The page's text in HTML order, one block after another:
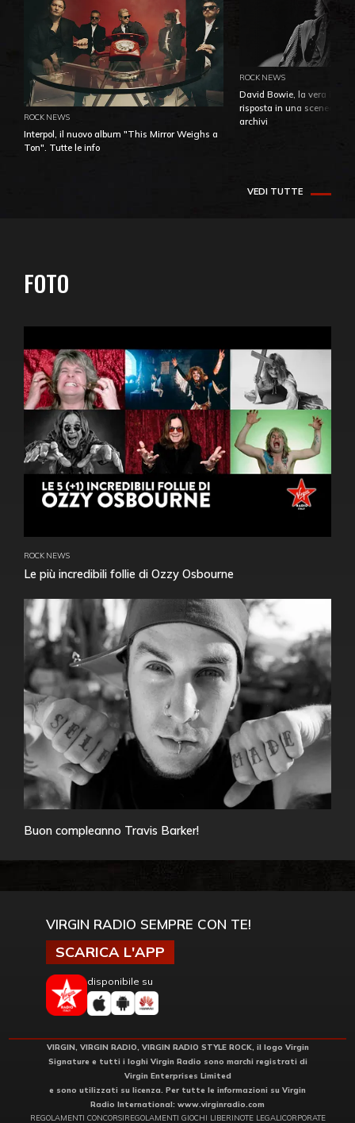
ROCK NEWS
Interpol, il nuovo album "This Mirror Weighs a
Ton". Tutte le info
ROCK NEWS
David Bowie, la vera
risposta in una
archivi
VEDI TUTTE
FOTO
ROCK NEWS
Le più incredibili follie di Ozzy Osbourne
Buon compleanno Travis Barker!
VIRGIN RADIO SEMPRE CON TE!
SCARICA L'APP
disponibile su
VIRGIN, VIRGIN RADIO, VIRGIN RADIO STYLE ROCK, il logo Virgin
Signature e tutti i loghi Virgin Radio sono marchi registrati di
Virgin Enterprises Limited
e sono utilizzati su licenza. Per tutte le informazioni su Virgin
Radio International: www.virginradio.com
REGOLAMENTI CONCORSIREGOLAMENTI GIOCHI LIBERINOTE LEGALICORPORATE